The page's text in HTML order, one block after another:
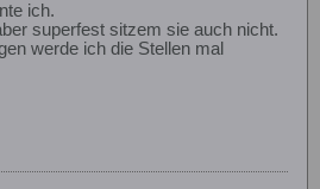
ich.
superfest sitzem sie auch nicht.
werde ich die Stellen mal